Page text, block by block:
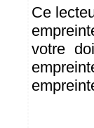
Ce
votre